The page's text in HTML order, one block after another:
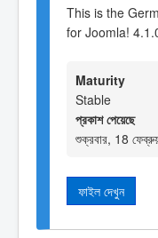
This is the
for Joomla!
Maturity
Stable
প্রকাশ পেয়েছে
শুক্রবার, 18
ফাইল দেখুন